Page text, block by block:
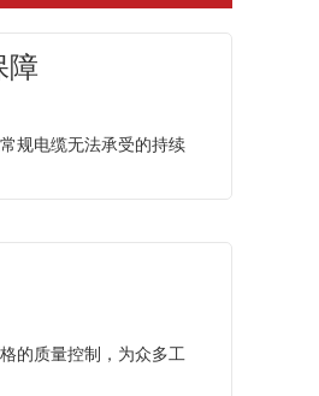
障
规电缆无法承受的持续
的质量控制，为众多工